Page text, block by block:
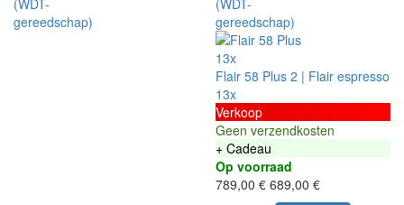
13x
Flair 58 Plus 2 | Flair espresso
13x
Verkoop
Geen verzendkosten
+ Cadeau
Op voorraad
789,00 € 689,00 €